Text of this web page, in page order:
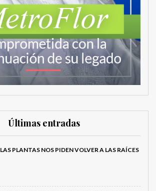
Últimas entradas
LAS PLANTAS NOS PIDEN VOLVER A LAS RAÍCES